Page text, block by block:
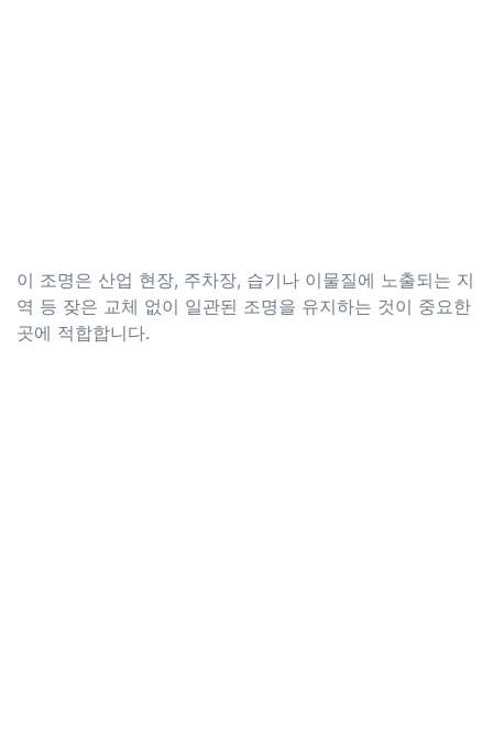
이 조명은 산업 현장, 주차장, 습기나 이물질에 노출되는 지
역 등 잦은 교체 없이 일관된 조명을 유지하는 것이 중요한
곳에 적합합니다.